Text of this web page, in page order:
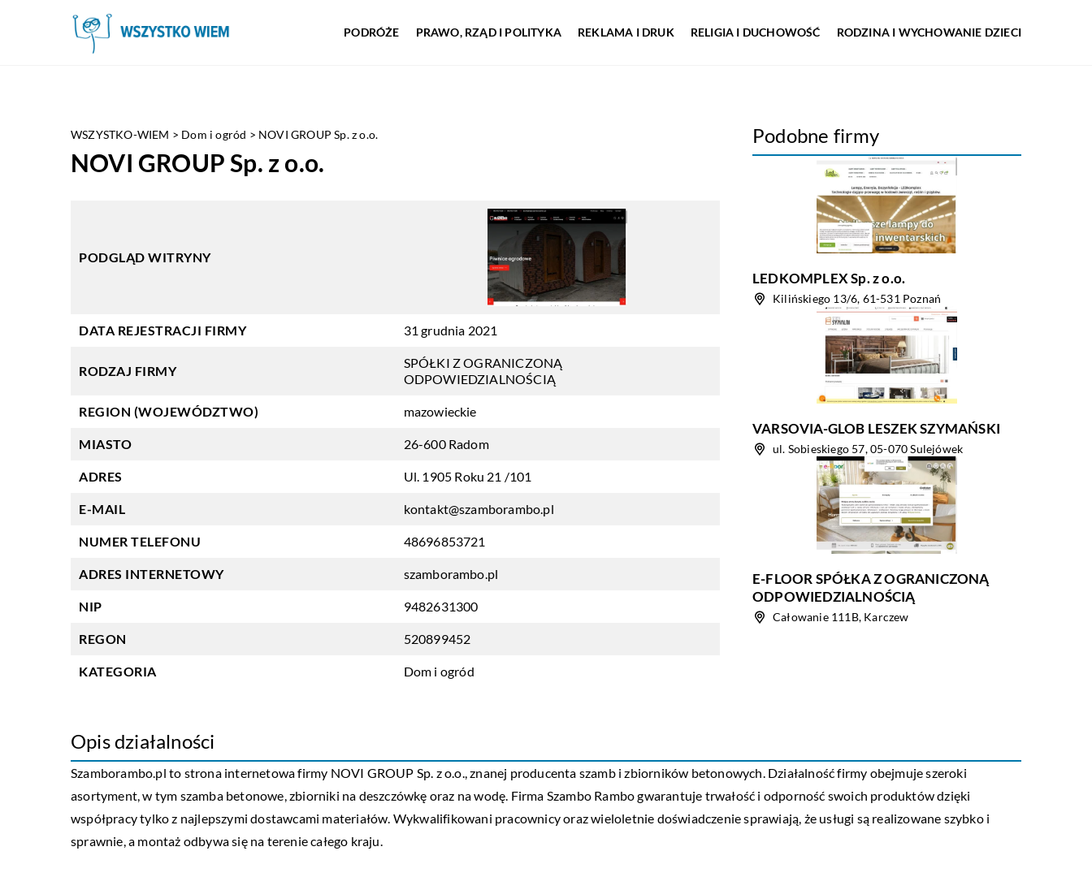
PODRÓŻE PRAWO, RZĄD I POLITYKA REKLAMA I DRUK RELIGIA I DUCHOWOŚĆ RODZINA I WYCHOWANIE DZIECI
WSZYSTKO-WIEM > Dom i ogród > NOVI GROUP Sp. z o.o.
NOVI GROUP Sp. z o.o.
PODGLĄD WITRYNY
DATA REJESTRACJI FIRMY 31 grudnia 2021
RODZAJ FIRMY
SPÓŁKI Z OGRANICZONĄ
ODPOWIEDZIALNOŚCIĄ
REGION (WOJEWÓDZTWO) mazowieckie
MIASTO 26-600 Radom
ADRES Ul. 1905 Roku 21 /101
E-MAIL kontakt@szamborambo.pl
NUMER TELEFONU 48696853721
ADRES INTERNETOWY szamborambo.pl
NIP 9482631300
REGON 520899452
KATEGORIA Dom i ogród
Podobne firmy
LEDKOMPLEX Sp. z o.o.
Kilińskiego 13/6, 61-531 Poznań
VARSOVIA-GLOB LESZEK SZYMAŃSKI
ul. Sobieskiego 57, 05-070 Sulejówek
E-FLOOR SPÓŁKA Z OGRANICZONĄ
ODPOWIEDZIALNOŚCIĄ
Całowanie 111B, Karczew
Opis działalności
Szamborambo.pl to strona internetowa firmy NOVI GROUP Sp. z o.o., znanej producenta szamb i zbiorników betonowych. Działalność firmy obejmuje szeroki
asortyment, w tym szamba betonowe, zbiorniki na deszczówkę oraz na wodę. Firma Szambo Rambo gwarantuje trwałość i odporność swoich produktów dzięki
współpracy tylko z najlepszymi dostawcami materiałów. Wykwalifikowani pracownicy oraz wieloletnie doświadczenie sprawiają, że usługi są realizowane szybko i
sprawnie, a montaż odbywa się na terenie całego kraju.